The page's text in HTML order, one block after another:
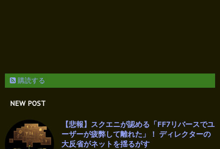
購読する
NEW POST
【悲報】スクエニが認める「FF7リバースでユ
ーザーが疲弊して離れた」！ ディレクターの
大反省がネットを揺るがす